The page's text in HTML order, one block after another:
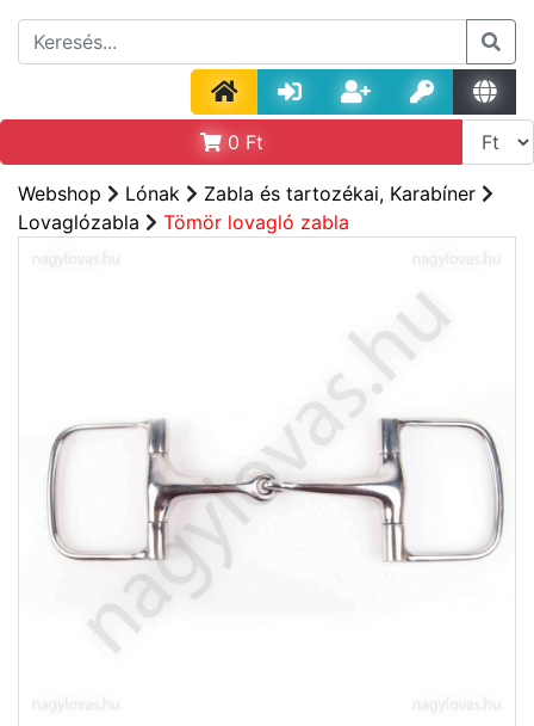
0 Ft
Webshop Lónak
Zabla és tartozékai, Karabíner
Lovaglózabla
Tömör lovagló zabla